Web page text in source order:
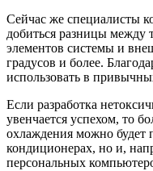
Сейчас же специалисты
добиться разницы между
элементов системы и
градусов и более.
использовать в
Если разработка
увенчается успехом, то
охлаждения можно будет
кондиционерах, но и,
персональных